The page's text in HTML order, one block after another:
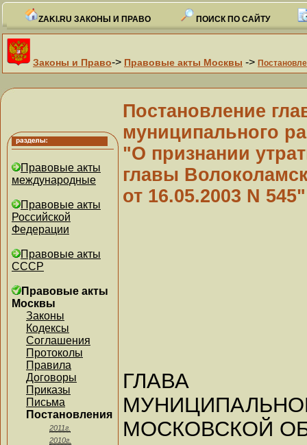
ZAKI.RU ЗАКОНЫ И ПРАВО ПОИСК ПО САЙТУ
Законы и Право-> Правовые акты Москвы ->
Правовые акты
международные
Правовые акты
Российской
Федерации
Правовые акты
СССР
Правовые акты
Москвы
Законы
Кодексы
Соглашения
Протоколы
Правила
Договоры
Приказы
Письма
Постановления
2011г.
2010г.
Постановление
муниципального
"О признании
главы
от 16.05.2003 N 545"
ГЛАВА
МОСКОВСКОЙ